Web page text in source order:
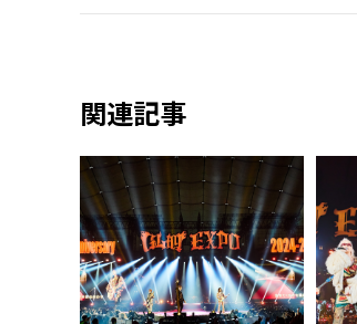
関連記事